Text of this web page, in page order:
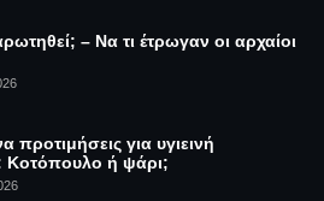
– Να τι έτρωγαν οι αρχαίοι
προτιμήσεις για υγιεινή
Κοτόπουλο ή ψάρι;